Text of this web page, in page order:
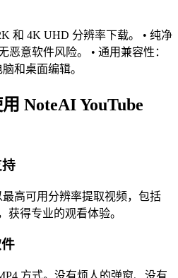
和 4K UHD 分辨率下载。 • 纯净
恶意软件风险。 • 通用兼容性：
和桌面编辑。
NoteAI YouTube
高可用分辨率提取视频，包括
获得专业的观看体验。
方式。没有烦人的弹窗、没有